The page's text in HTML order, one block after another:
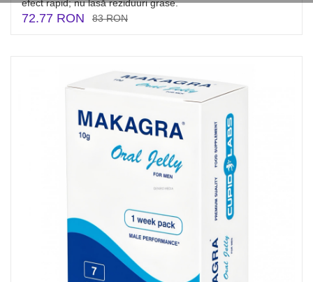
efect rapid; nu lasă reziduuri grase.
72.77 RON 83 RON